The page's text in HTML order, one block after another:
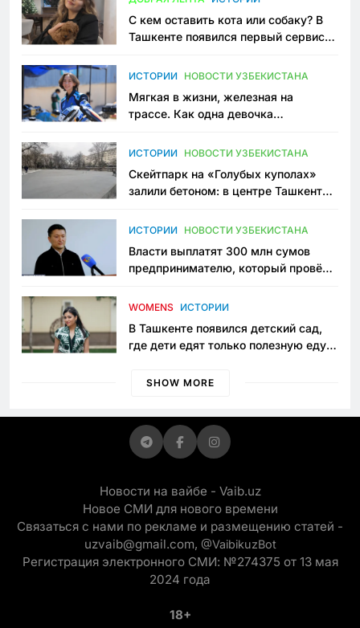
С кем оставить кота или собаку? В
Ташкенте появился первый сервис
ИСТОРИИ НОВОСТИ УЗБЕКИСТАНА
Мягкая в жизни, железная на
трассе. Как одна девочка
Узбекистане
ИСТОРИИ НОВОСТИ УЗБЕКИСТАНА
Скейтпарк на «Голубых куполах»
залили бетоном: в центре Ташкента
пространство
ИСТОРИИ НОВОСТИ УЗБЕКИСТАНА
Власти выплатят 300 млн сумов
предпринимателю, который провёл
приговору
WOMENS ИСТОРИИ
В Ташкенте появился детский сад,
где дети едят только полезную еду.
просить «кашу без сахара»
SHOW MORE
Новости на вайбе - Vaib.uz
Новое СМИ для нового времени
Связаться с нами по рекламе и размещению статей -
uzvaib@gmail.com, @VaibikuzBot
Регистрация электронного СМИ: №274375 от 13 мая
2024 года
18+